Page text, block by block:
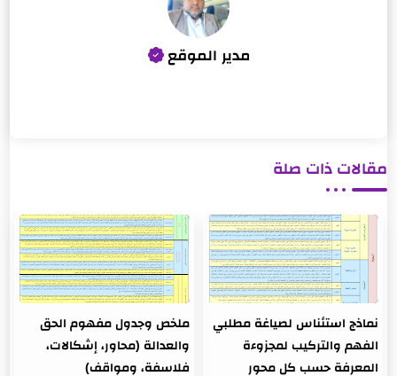
مقالات ذات صلة
نماذج استئناس لصياغة مطلبي
الفهم والتركيب لمجزوءة
المعرفة حسب كل محور
ملخص وجدول مفهوم الحق
والعدالة (محاور، إشكالات،
فلاسفة، ومواقف)